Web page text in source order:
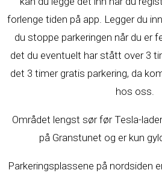
forlenge tiden på app. Legger du
du stoppe parkeringen når du er
det du eventuelt har stått over 3
det 3 timer gratis parkering, da
hos oss.
Området lengst sør før Tesla-
på Granstunet og er kun
Parkeringsplassene på nordsiden